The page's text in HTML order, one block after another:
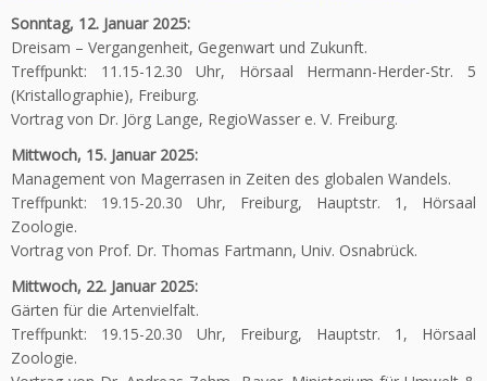
Sonntag, 12. Januar 2025:
Dreisam – Vergangenheit, Gegenwart und Zukunft.
Treffpunkt: 11.15-12.30 Uhr, Hörsaal Hermann-Herder-Str. 5
(Kristallographie), Freiburg.
Vortrag von Dr. Jörg Lange, RegioWasser e. V. Freiburg.
Mittwoch, 15. Januar 2025:
Management von Magerrasen in Zeiten des globalen Wandels.
Treffpunkt: 19.15-20.30 Uhr, Freiburg, Hauptstr. 1, Hörsaal
Zoologie.
Vortrag von Prof. Dr. Thomas Fartmann, Univ. Osnabrück.
Mittwoch, 22. Januar 2025:
Gärten für die Artenvielfalt.
Treffpunkt: 19.15-20.30 Uhr, Freiburg, Hauptstr. 1, Hörsaal
Zoologie.